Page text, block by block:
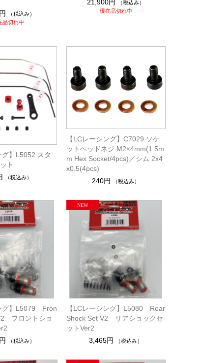
（税込み）
品切れ中
21,900円
（税込み）
現在品切れ中
グ】L5052 スタ
ト
（税込み）
【LCレーシング】C7029 ソケ
ットヘッドネジ M2×4mm(1.5m
m Hex Socket/4pcs)／シム 2x4
x0.5(4pcs)
240円
（税込み）
グ】L5079 Fron
フロントショ
（税込み）
【LCレーシング】L5080 Rear
Shock Set V2 リアショックセ
ットVer2
3,465円
（税込み）